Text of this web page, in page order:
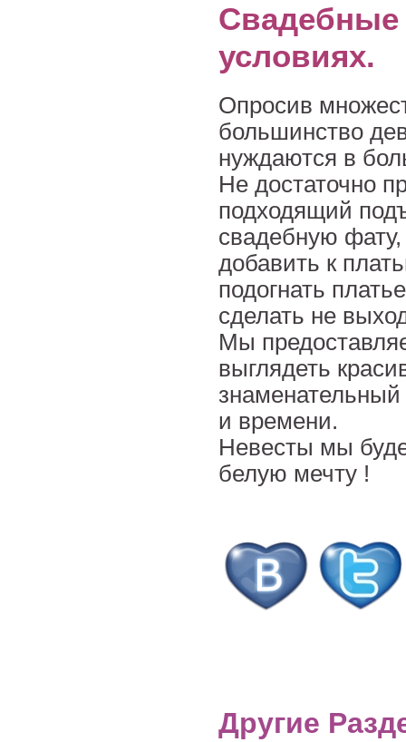
Свадебные
условиях.
Опросив
большинство
нуждаются в
Не достаточно
подходящий
свадебную фату,
добавить к
подогнать
сделать не
Мы
выглядеть
знаменательный
и времени.
Невесты мы
белую мечту !
Другие